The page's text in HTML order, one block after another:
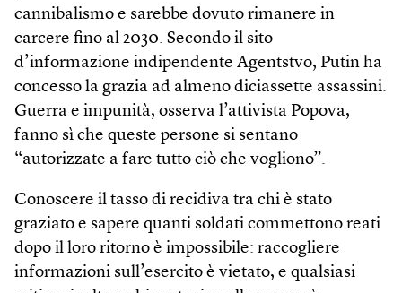
cannibalismo e sarebbe dovuto rimanere in
carcere fino al 2030. Secondo il sito
d’informazione indipendente Agentstvo, Putin ha
concesso la grazia ad almeno diciassette assassini.
Guerra e impunità, osserva l’attivista Popova,
fanno sì che queste persone si sentano
“autorizzate a fare tutto ciò che vogliono”.
Conoscere il tasso di recidiva tra chi è stato
graziato e sapere quanti soldati commettono reati
dopo il loro ritorno è impossibile: raccogliere
informazioni sull’esercito è vietato, e qualsiasi